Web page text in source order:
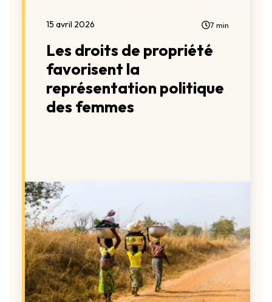
15 avril 2026 7 min
Les droits de propriété
favorisent la
représentation politique
des femmes